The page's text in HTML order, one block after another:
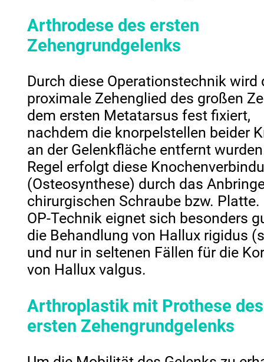
Arthrodese des ersten
Zehengrundgelenks
Durch diese Operationstechnik wird
proximale Zehenglied des großen
dem ersten Metatarsus fest fixiert,
nachdem die knorpelstellen beider
an der Gelenkfläche entfernt
Regel erfolgt diese
(Osteosynthese) durch das
chirurgischen Schraube bzw. Platte.
OP-Technik eignet sich besonders
die Behandlung von Hallux rigidus
und nur in seltenen Fällen für die
von Hallux valgus.
Arthroplastik mit Prothese des
ersten Zehengrundgelenks